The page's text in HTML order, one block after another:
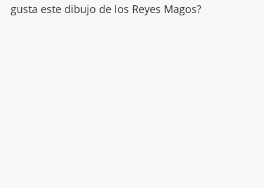
gusta este dibujo de los Reyes Magos?